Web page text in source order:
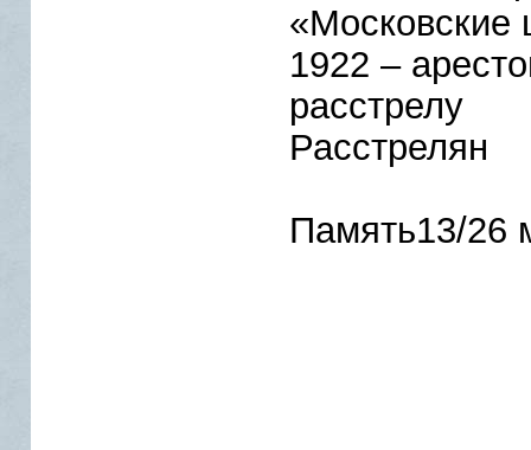
«Московские
1922 –
расстрелу
Расстрелян
Память13/26